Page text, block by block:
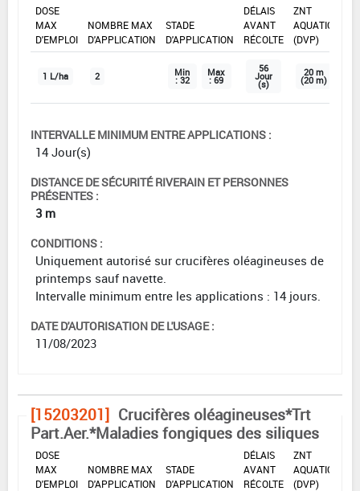
DOSE
MAX
D'EMPLOI
NOMBRE MAX
D'APPLICATION
STADE
D'APPLICATION
DÉLAIS
AVANT
RÉCOLTE
ZNT
AQUATIQUE
(DVP)
1 L/ha 2 Min
: 32
Max
: 69
56
Jour
(s)
20 m
(20 m)
INTERVALLE MINIMUM ENTRE APPLICATIONS :
14 Jour(s)
DISTANCE DE SÉCURITÉ RIVERAIN ET PERSONNES
PRÉSENTES :
3 m
CONDITIONS :
Uniquement autorisé sur crucifères oléagineuses de
printemps sauf navette.
Intervalle minimum entre les applications : 14 jours.
DATE D'AUTORISATION DE L'USAGE :
11/08/2023
[15203201] Crucifères oléagineuses*Trt
Part.Aer.*Maladies fongiques des siliques
DOSE
MAX
D'EMPLOI
NOMBRE MAX
D'APPLICATION
STADE
D'APPLICATION
DÉLAIS
AVANT
RÉCOLTE
ZNT
AQUATIQUE
(DVP)